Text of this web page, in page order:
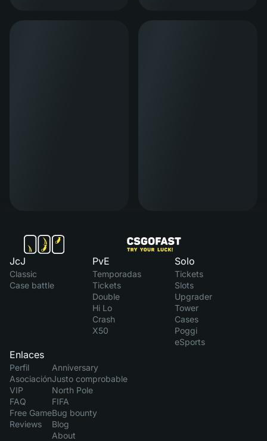
JcJ
Classic
Case battle
PvE
Temporadas
Tickets
Double
Hi Lo
Crash
X50
Solo
Tickets
Slots
Upgrader
Tower
Cases
Poggi
eSports
Enlaces
Perfil
Asociación
VIP
FAQ
Free Game
Reviews
Anniversary
Justo comprobable
North Pole
FIFA
Bug bounty
Blog
About